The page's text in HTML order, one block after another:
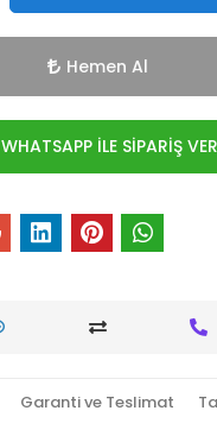
Hemen Al
WHATSAPP İLE SİPARİŞ VER
Garanti ve Teslimat